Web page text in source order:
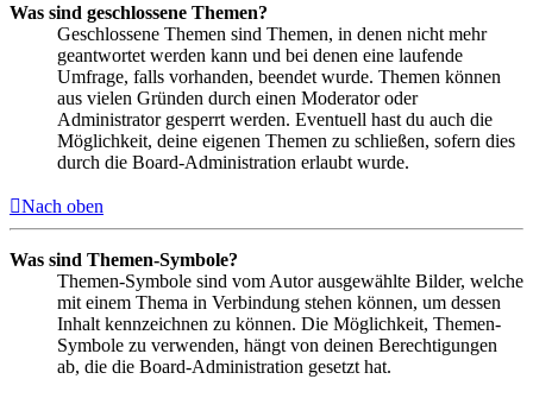
Was sind geschlossene Themen?
Geschlossene Themen sind Themen, in denen nicht mehr
geantwortet werden kann und bei denen eine laufende
Umfrage, falls vorhanden, beendet wurde. Themen können
aus vielen Gründen durch einen Moderator oder
Administrator gesperrt werden. Eventuell hast du auch die
Möglichkeit, deine eigenen Themen zu schließen, sofern dies
durch die Board-Administration erlaubt wurde.
Nach oben
Was sind Themen-Symbole?
Themen-Symbole sind vom Autor ausgewählte Bilder, welche
mit einem Thema in Verbindung stehen können, um dessen
Inhalt kennzeichnen zu können. Die Möglichkeit, Themen-
Symbole zu verwenden, hängt von deinen Berechtigungen
ab, die die Board-Administration gesetzt hat.